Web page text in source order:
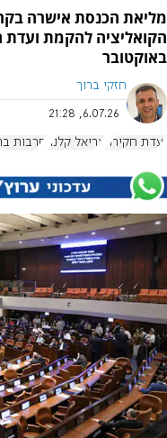
מליאת הכנסת אישרה
באוקטובר
חזקי ברוך
6.07.26, 21:28
ועדת חקירה אריאל קלנר חרבות